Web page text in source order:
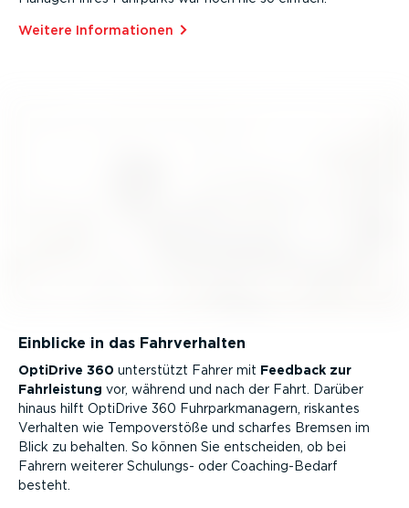
Weitere Infor­ma­tionen⁠
Einblicke in das Fahrver­halten
OptiDrive 360 unterstützt Fahrer mit Feedback zur
Fahrleistung vor, während und nach der Fahrt. Darüber
hinaus hilft OptiDrive 360 Fuhrpark­ma­nagern, riskantes
Verhalten wie Tempo­ver­stöße und scharfes Bremsen im
Blick zu behalten. So können Sie entscheiden, ob bei
Fahrern weiterer Schulungs- oder Coachin­g-Bedarf
besteht.